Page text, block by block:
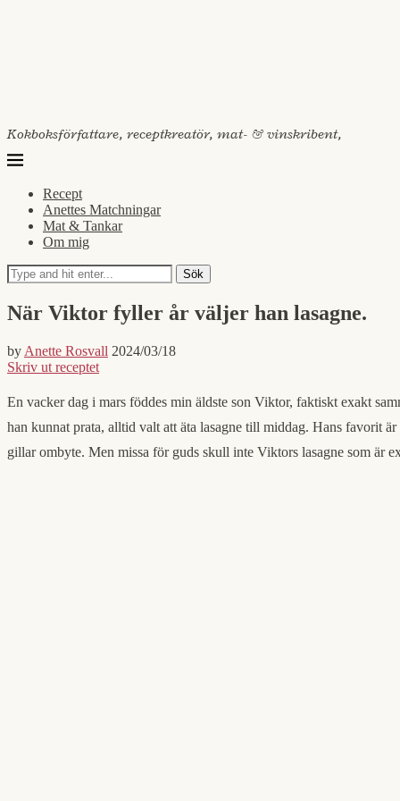
Kokboksförfattare, receptkreatör, mat- & vinskribent,
Recept
Anettes Matchningar
Mat & Tankar
Om mig
Sök
När Viktor fyller år väljer han lasagne.
by Anette Rosvall 2024/03/18
Skriv ut receptet
En vacker dag i mars föddes min äldste son Viktor, faktiskt exakt
han kunnat prata, alltid valt att äta lasagne till middag. Hans favorit
gillar ombyte. Men missa för guds skull inte Viktors lasagne som är